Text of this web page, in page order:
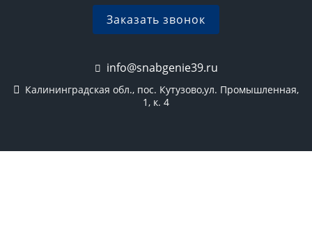
Заказать звонок
info@snabgenie39.ru
Калининградская обл., пос. Кутузово,ул. Промышленная,
1, к. 4